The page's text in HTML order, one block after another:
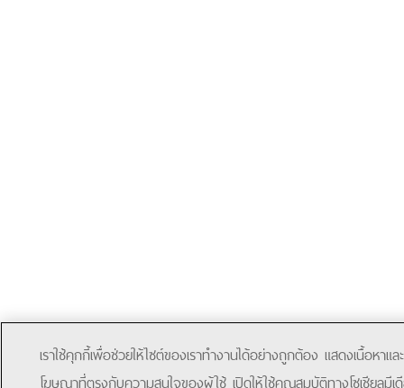
เราใช้คุกกี้เพื่อช่วยให้ไซต์ของเราทำงานได้อย่างถูกต้อง แสดงเนื้อหาและ
โฆษณาที่ตรงกับความสนใจของผู้ใช้ เปิดให้ใช้คุณสมบัติทางโซเชียลมีเ